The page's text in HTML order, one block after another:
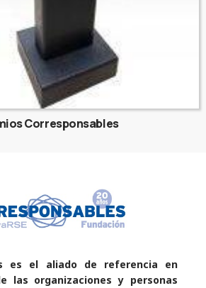
Corresponsables
es el aliado de referencia en
las organizaciones y personas